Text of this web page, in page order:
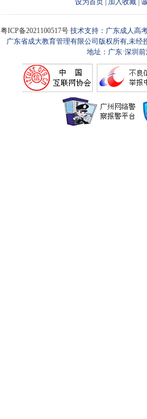
设为首页 加入收藏
粤ICP备2021100517号 技术支持：广东成人高
广东省成大教育管理有限公司版权所有,未
地址：广东·深圳